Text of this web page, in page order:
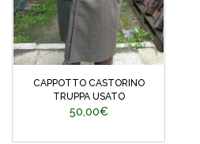
CAPPOTTO CASTORINO
TRUPPA USATO
50,00€